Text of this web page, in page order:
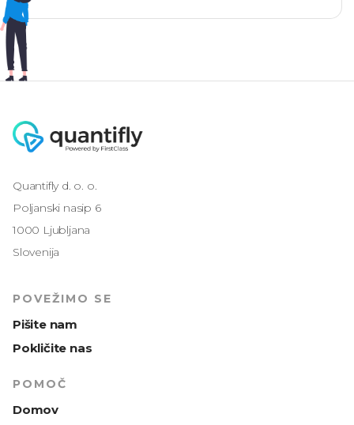
Quantifly d. o. o.
Poljanski nasip 6
1000 Ljubljana
Slovenija
POVEŽIMO SE
Pišite nam
Pokličite nas
POMOČ
Domov